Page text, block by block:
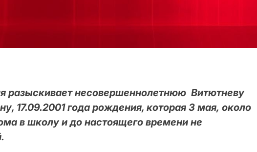
разыскивает несовершеннолетнюю Витютневу
17.09.2001 года рождения, которая 3 мая, около
в школу и до настоящего времени не